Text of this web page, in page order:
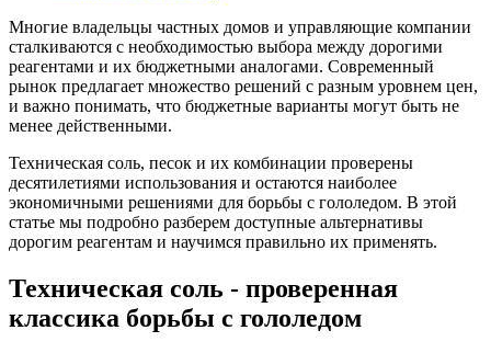
Многие владельцы частных домов и управляющие компании
сталкиваются с необходимостью выбора между дорогими
реагентами и их бюджетными аналогами. Современный
рынок предлагает множество решений с разным уровнем цен,
и важно понимать, что бюджетные варианты могут быть не
менее действенными.
Техническая соль, песок и их комбинации проверены
десятилетиями использования и остаются наиболее
экономичными решениями для борьбы с гололедом. В этой
статье мы подробно разберем доступные альтернативы
дорогим реагентам и научимся правильно их применять.
Техническая соль - проверенная
классика борьбы с гололедом